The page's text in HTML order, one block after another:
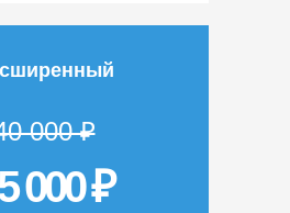
000 ₽
000 ₽